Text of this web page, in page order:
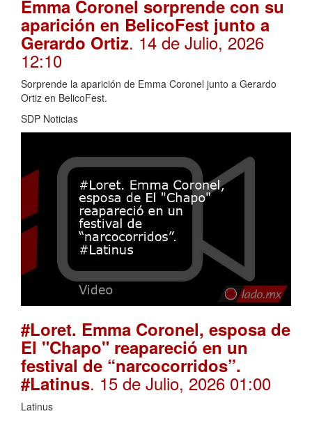
Emma Coronel sorprende con su
aparición en BelicoFest junto a
Gerardo Ortiz. 14 de Julio, 2026
12:10
Sorprende la aparición de Emma Coronel junto a Gerardo
Ortiz en BelicoFest.
SDP Noticias
#Loret. Emma Coronel, esposa de
El "Chapo" reapareció en un
festival de “narcocorridos”.
#Latinus. 15 de Julio, 2026 01:00
Latinus